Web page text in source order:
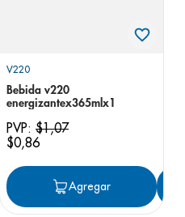
Agregar
V220
Bebida v220
energizantex365mlx1
PVP: $1,07
$0,86
Agregar